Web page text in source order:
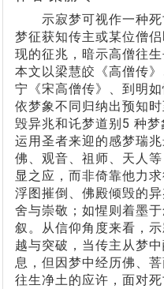
示寂梦可视作一种死
梦征获知传主或某位僧
现的征兆，暗示高僧往
本文以梁慧皎《高僧传
宁《宋高僧传》、到明
依梦象不同归纳出预知
毁异兆和讬梦道别5 种
运用圣者来迎的感梦瑞
佛、观音、祖师、天人
显之应，而非倚靠他力
浮图摧倒、佛殿倾毁的
舍与崇敬；如惺则着墨
叙。从信仰角度来看，
越与突破，当传主从梦
息，但因梦中经历佛、
往生净土的应许，面对